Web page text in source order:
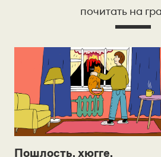
почитать на
Пошлость, хюгге,